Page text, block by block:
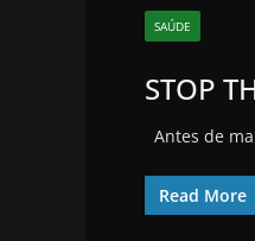
SAÚDE
STOP
Antes de
Read More